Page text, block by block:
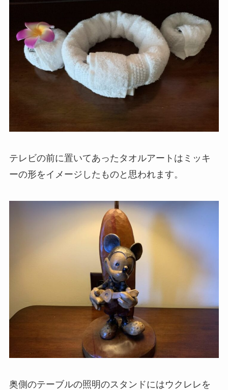
テレビの前に置いてあったタオルアートはミッキ
ーの形をイメージしたものと思われます。
奥側のテーブルの照明のスタンドにはウクレレを